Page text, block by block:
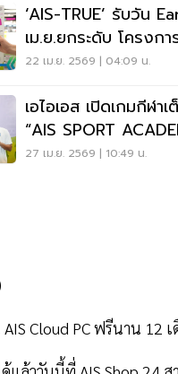
‘AIS-TRUE’ รับวัน
เม.ย.ยกระดับ โครงกา
จัดแคมเปญทิ้งถูกที่ลด
22 เม.ย. 2569 | 04:09 น.
เอไอเอส เปิดเกมกีฬา
“AIS SPORT
ไทยสู่เวทีโลก
27 เม.ย. 2569 | 10:49 น.
Cloud PC ฟรีนาน 12